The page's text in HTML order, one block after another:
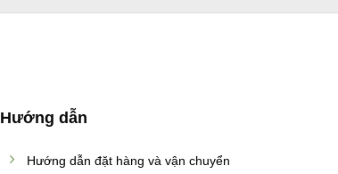
Hướng dẫn
Hướng dẫn đặt hàng và vận chuyển